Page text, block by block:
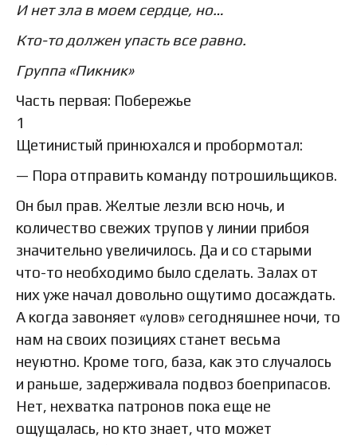
И нет зла в моем сердце, но…
Кто-то должен упасть все равно.
Группа «Пикник»
Часть первая: Побережье
1
Щетинистый принюхался и пробормотал:
— Пора отправить команду потрошильщиков.
Он был прав. Желтые лезли всю ночь, и
количество свежих трупов у линии прибоя
значительно увеличилось. Да и со старыми
что-то необходимо было сделать. Залах от
них уже начал довольно ощутимо досаждать.
А когда завоняет «улов» сегодняшнее ночи, то
нам на своих позициях станет весьма
неуютно. Кроме того, база, как это случалось
и раньше, задерживала подвоз боеприпасов.
Нет, нехватка патронов пока еще не
ощущалась, но кто знает, что может